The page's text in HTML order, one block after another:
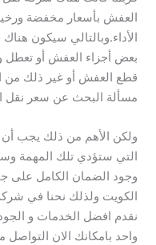
العفش بأسعار مخفضة
الأداء.وبالتالي سيكون
بعض أجزاء العفش أو تعطل
قطع العفش أو غير ذلك من
مسألة البحث عن سعر نقل
ولكن الأهم من ذلك يجب
التي ستؤدي تلك المهمة
وجود الضمان الكامل على
الكويت ولذلك نحنا في
نقدم افضل الخدمات و
واحد بامكانك الان التواصل